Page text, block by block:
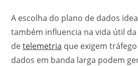
A escolha do plano de dados
também influencia na vida útil
detelemetria que exigem
dados em banda larga podem